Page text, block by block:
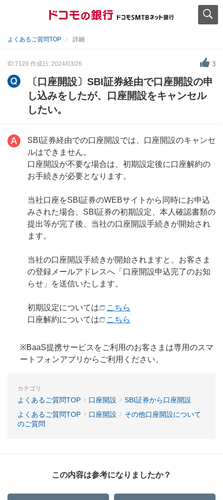
よくあるご質問TOP 詳細
ID:7128 作成日: 2024/03/26 3
〔口座開設〕SBI証券経由で口座開設の申
し込みをしたが、口座開設をキャンセル
したい。
SBI証券経由での口座開設では、口座開設のキャンセ
ルはできません。
口座開設が不要な場合は、初期設定後に口座解約の
お手続きが必要となります。
当社口座をSBI証券のWEBサイトから同時にお申込
みされた場合、SBI証券の初期設定、本人確認書類の
提出等が完了後、当社の口座開設手続きが開始され
ます。
当社の口座開設手続きが開始されますと、お客さま
の登録メールアドレスへ「口座開設申込完了のお知
らせ」を送信いたします。
初期設定については
こちら
口座解約については
こちら
※BaaS提携サービスをご利用のお客さまは専用のスマ
ートフォンアプリからご利用ください。
カテゴリ
よくあるご質問TOP 口座開設
SBI証券から口座開設
よくあるご質問TOP
口座開設
その他口座開設について
のご質問
この内容は参考になりましたか？